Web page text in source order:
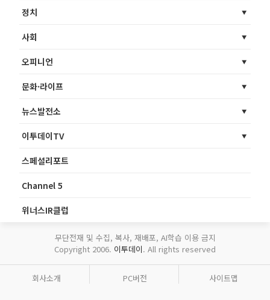
정치
사회
오피니언
문화·라이프
뉴스발전소
이투데이TV
스페셜리포트
Channel 5
위너스IR클럽
무단전재 및 수집, 복사, 재배포, AI학습 이용 금지
Copyright 2006. 이투데이. All rights reserved
회사소개 PC버전 사이트맵